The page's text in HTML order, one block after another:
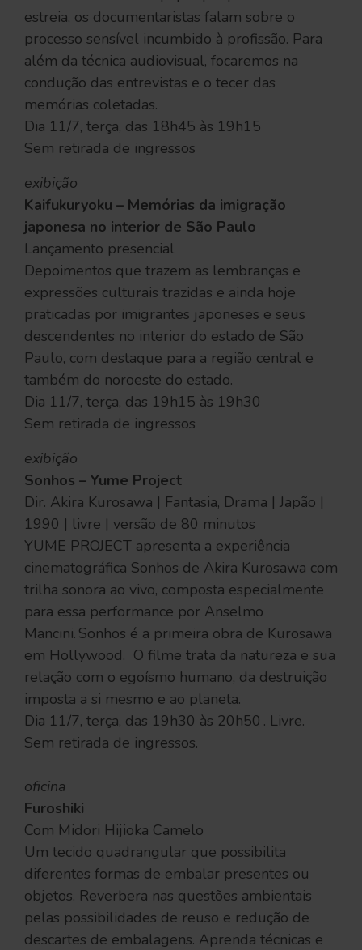
estreia, os documentaristas falam sobre o
processo sensível incumbido à profissão. Para
além da técnica audiovisual, focaremos na
condução das entrevistas e o tecer das
memórias coletadas.
Dia 11/7, terça, das 18h45 às 19h15
Sem retirada de ingressos
exibição
Kaifukuryoku – Memórias da imigração
japonesa no interior de São Paulo
Lançamento presencial
Depoimentos que trazem as lembranças e
expressões culturais trazidas e ainda hoje
praticadas por imigrantes japoneses e seus
descendentes no interior do estado de São
Paulo, com destaque para a região central e
também do noroeste do estado.
Dia 11/7, terça, das 19h15 às 19h30
Sem retirada de ingressos
exibição
Sonhos – Yume Project
Dir. Akira Kurosawa | Fantasia, Drama | Japão |
1990 | livre | versão de 80 minutos
YUME PROJECT apresenta a experiência
cinematográfica Sonhos de Akira Kurosawa com
trilha sonora ao vivo, composta especialmente
para essa performance por Anselmo
Mancini. Sonhos é a primeira obra de Kurosawa
em Hollywood. O filme trata da natureza e sua
relação com o egoísmo humano, da destruição
imposta a si mesmo e ao planeta.
Dia 11/7, terça, das 19h30 às 20h50 . Livre.
Sem retirada de ingressos.
oficina
Furoshiki
Com Midori Hijioka Camelo
Um tecido quadrangular que possibilita
diferentes formas de embalar presentes ou
objetos. Reverbera nas questões ambientais
pelas possibilidades de reuso e redução de
descartes de embalagens. Aprenda técnicas e